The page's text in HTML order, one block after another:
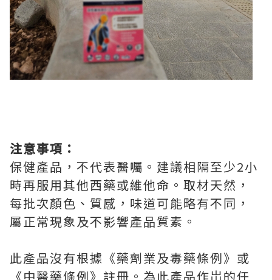
注意事項：
保健產品，不代表醫囑。建議相隔至少2小
時再服用其他西藥或維他命。取材天然，
每批次顏色、質感，味道可能略有不同，
屬正常現象及不影響產品質素。
此產品沒有根據《藥劑業及毒藥條例》或
《中醫藥條例》註冊。為此產品作岀的任